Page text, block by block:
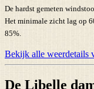
De hardst gemeten
Het minimale zicht lag op
85%.
Bekijk alle weerdetails
De Libelle